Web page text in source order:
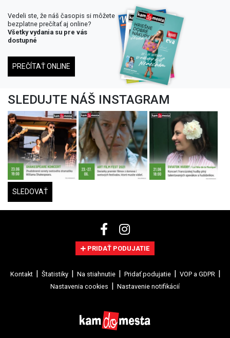
Vedeli ste, že náš časopis si môžete
bezplatne prečítať aj online?
Všetky vydania su pre vás
dostupné
PREČÍTAŤ ONLINE
SLEDUJTE NÁŠ INSTAGRAM
SLEDOVAŤ
PRIDAŤ PODUJATIE
Kontakt Štatistiky Na stiahnutie Pridať podujatie
VOP a GDPR
Nastavenia cookies
Nastavenie notifikácií